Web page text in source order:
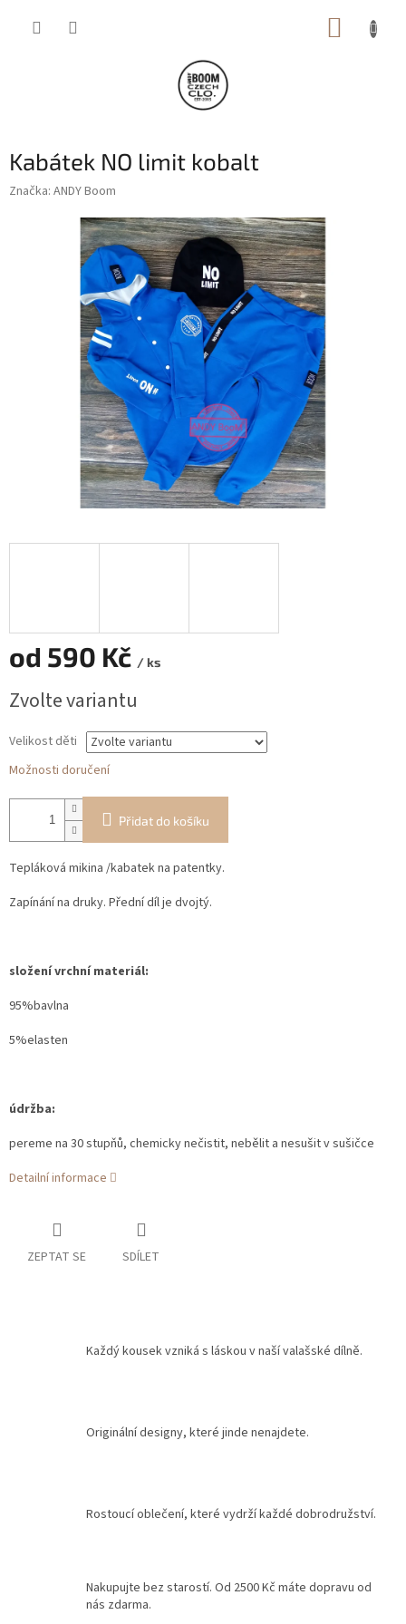
Kabátek NO limit kobalt
Značka: ANDY Boom
od 590 Kč / ks
cena:
Zvolte variantu
Velikost děti
Možnosti doručení
Přidat do košíku
Tepláková mikina /kabatek na patentky.
Zapínání na druky. Přední díl je dvojtý.
složení vrchní materiál:
95%bavlna
5%elasten
údržba:
pereme na 30 stupňů, chemicky nečistit, nebělit a nesušit v sušičce
Detailní informace
ZEPTAT SE SDÍLET
Každý kousek vzniká s láskou v naší valašské dílně.
Originální designy, které jinde nenajdete.
Rostoucí oblečení, které vydrží každé dobrodružství.
Nakupujte bez starostí. Od 2500 Kč máte dopravu od
nás zdarma.